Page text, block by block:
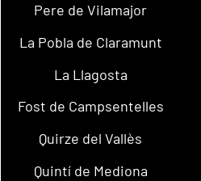
Pere de Vilamajor
La Pobla de Claramunt
La Llagosta
Fost de Campsentelles
Quirze del Vallès
Quintí de Mediona